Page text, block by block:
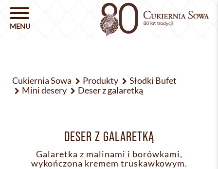
Cukiernia Sowa Produkty
Słodki Bufet
Mini desery
Deser z galaretką
DESER Z GALARETKĄ
Galaretka z malinami i borówkami,
wykończona kremem truskawkowym.